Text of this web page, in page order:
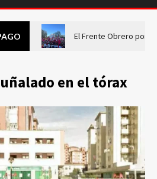
El Frente Obrero pone
en el tórax